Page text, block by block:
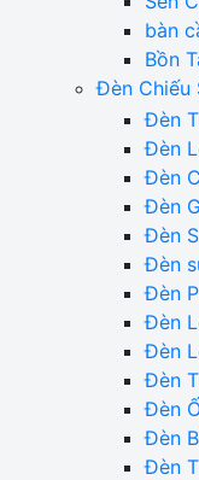
bàn
Bồn
Đèn Chiếu
Đèn
Đèn
Đèn
Đèn
Đèn
Đèn
Đèn
Đèn
Đèn
Đèn
Đèn
Đèn
Đèn